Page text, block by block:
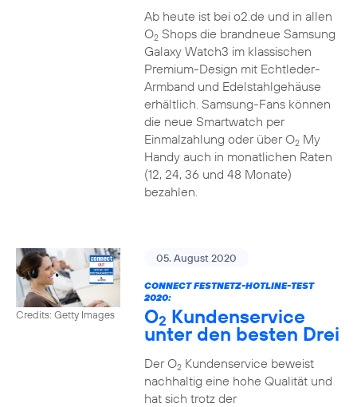
Ab heute ist bei o2.de und in allen
O2Shops die brandneue Samsung
Galaxy Watch3 im klassischen
Premium-Design mit Echtleder-
Armband und Edelstahlgehäuse
erhältlich. Samsung-Fans können
die neue Smartwatch per
Einmalzahlung oder über O2My
Handy auch in monatlichen Raten
(12, 24, 36 und 48 Monate)
bezahlen.
Credits: Getty Images
05. August 2020
CONNECT FESTNETZ-HOTLINE-TEST
2020:
O2 Kundenservice
unter den besten Drei
Der O2Kundenservice beweist
nachhaltig eine hohe Qualität und
hat sich trotz der